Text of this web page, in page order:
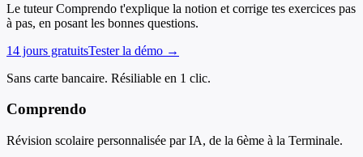
Le tuteur Comprendo t'explique la notion et corrige tes exercices pas
à pas, en posant les bonnes questions.
14 jours gratuitsTester la démo →
Sans carte bancaire. Résiliable en 1 clic.
Comprendo
Révision scolaire personnalisée par IA, de la 6ème à la Terminale.